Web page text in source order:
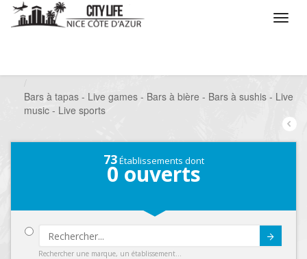
Bars à tapas - Live games - Bars à bière - Bars à sushis - Live
music - Live sports
73Établissements dont
0 ouverts
Rechercher une marque, un établissement...